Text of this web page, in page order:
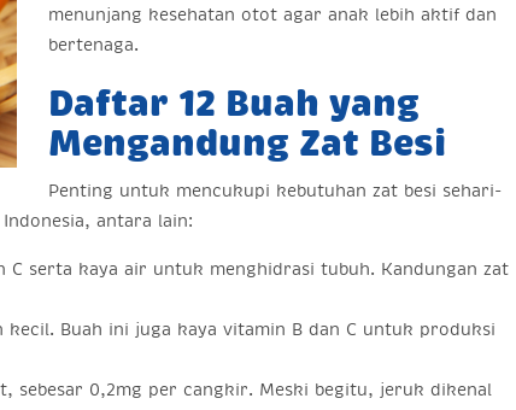
menunjang kesehatan otot agar anak lebih aktif dan
bertenaga.
Daftar 12 Buah yang
Mengandung Zat Besi
Penting untuk mencukupi kebutuhan zat besi sehari-
antara lain:
C serta kaya air untuk menghidrasi tubuh. Kandungan zat
Buah ini juga kaya vitamin B dan C untuk produksi
sebesar 0,2mg per cangkir. Meski begitu, jeruk dikenal